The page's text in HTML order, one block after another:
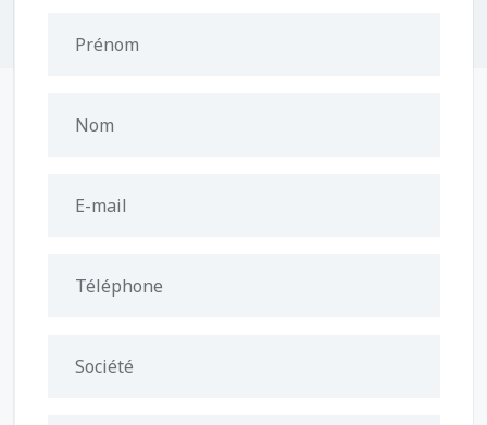
Prénom
Nom
E-mail
Téléphone
Société